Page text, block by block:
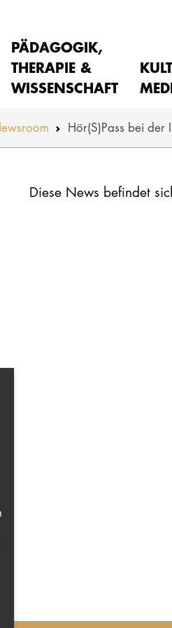
PÄDAGOGIK,
THERAPIE &
WISSENSCHAFT
Hör(S)Pass bei der
Diese News befindet